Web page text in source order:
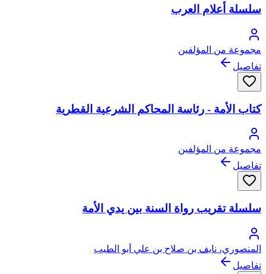
سلسلة أعلام العرب
مجموعة من المؤلفين
تفاصيل
كتاب الأمة - رئاسة المحاكم الشرعية القطرية
مجموعة من المؤلفين
تفاصيل
سلسلة تقريب رواة السنة بين يدي الأمة
المنصوري، نايف بن صلاح بن علي أبو الطيب
تفاصيل